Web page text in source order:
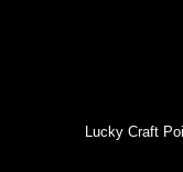
Lucky Craft